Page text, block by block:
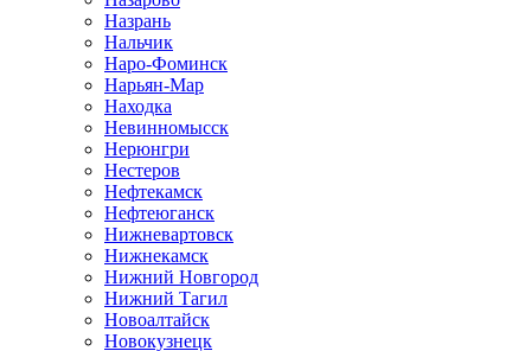
Назрань
Нальчик
Наро-Фоминск
Нарьян-Мар
Находка
Невинномысск
Нерюнгри
Нестеров
Нефтекамск
Нефтеюганск
Нижневартовск
Нижнекамск
Нижний Новгород
Нижний Тагил
Новоалтайск
Новокузнецк